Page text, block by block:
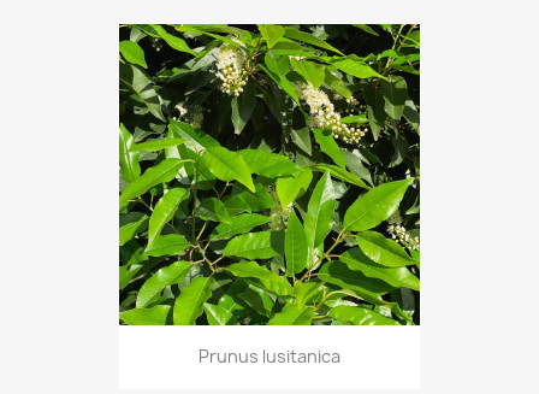
Prunus lusitanica